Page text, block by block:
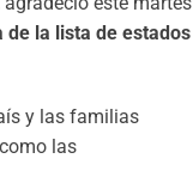
de la lista de estados
y las familias
las